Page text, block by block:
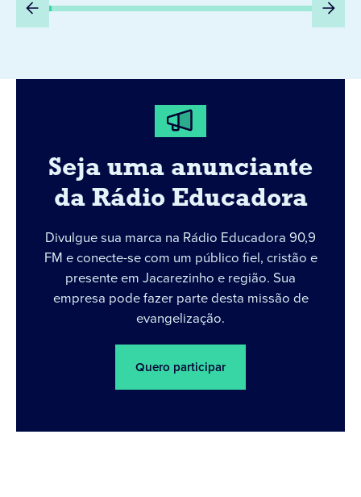
Seja uma anunciante
da Rádio Educadora
Divulgue sua marca na Rádio Educadora 90,9
FM e conecte-se com um público fiel, cristão e
presente em Jacarezinho e região. Sua
empresa pode fazer parte desta missão de
evangelização.
Quero participar